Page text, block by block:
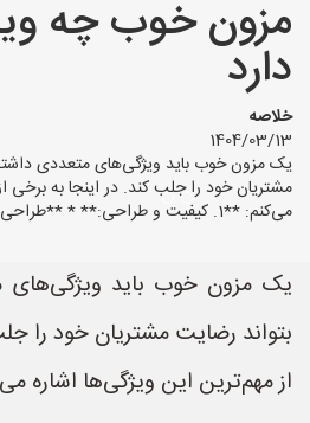
استان هامزون خوب چه
دارد
خلاصه
1404/03/13
یک مزون خوب باید ویژگی‌های متعددی
مشتریان خود را جلب کند. در اینجا به برخی
می‌کنم: **1. کیفیت و طراحی:** * **طراحی
یک مزون خوب باید ویژگی‌های
بتواند رضایت مشتریان خود را
از مهم‌ترین این ویژگی‌ها اشاره